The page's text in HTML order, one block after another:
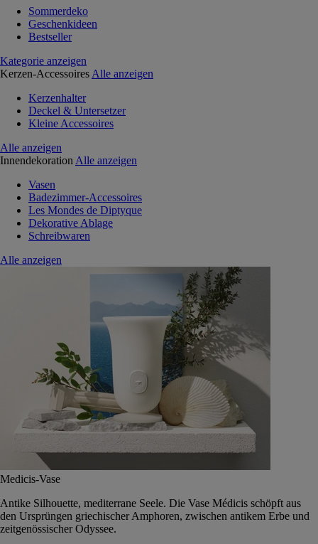
Sommerdeko
Geschenkideen
Bestseller
Kategorie anzeigen
Kerzen-Accessoires Alle anzeigen
Kerzenhalter
Deckel & Untersetzer
Kleine Accessoires
Alle anzeigen
Innendekoration Alle anzeigen
Vasen
Badezimmer-Accessoires
Les Mondes de Diptyque
Dekorative Ablage
Schreibwaren
Alle anzeigen
Medicis-Vase
Antike Silhouette, mediterrane Seele. Die Vase Médicis schöpft aus
den Ursprüngen griechischer Amphoren, zwischen antikem Erbe und
zeitgenössischer Odyssee.